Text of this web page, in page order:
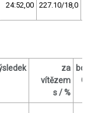
24:52,00 227.10/18,0
za
vítězem
s / %